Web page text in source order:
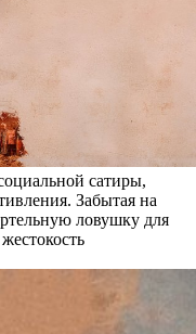
сатиры,
Забытая на
ловушку для